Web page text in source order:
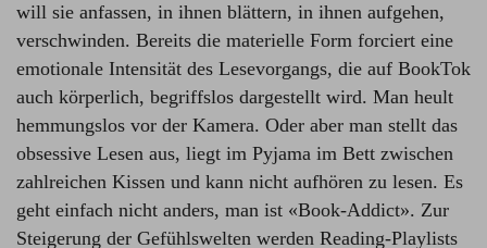
will sie anfassen, in ihnen blättern, in ihnen aufgehen,
verschwinden. Bereits die materielle Form forciert eine
emotionale Intensität des Lesevorgangs, die auf BookTok
auch körperlich, begriffslos dargestellt wird. Man heult
hemmungslos vor der Kamera. Oder aber man stellt das
obsessive Lesen aus, liegt im Pyjama im Bett zwischen
zahlreichen Kissen und kann nicht aufhören zu lesen. Es
geht einfach nicht anders, man ist «Book-Addict». Zur
Steigerung der Gefühlswelten werden Reading-Playlists